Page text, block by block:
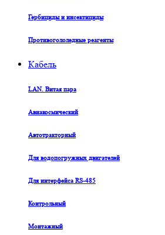
Гербициды и инсектициды
Противогололедные реагенты
Кабель
LAN. Витая пара
Авиакосмический
Автотракторный
Для водопогружных двигателей
Для интерфейса RS-485
Контрольный
Монтажный